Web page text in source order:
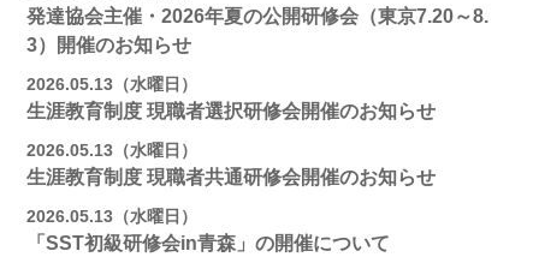
発達協会主催・2026年夏の公開研修会（東京7.20～8.
3）開催のお知らせ
2026.05.13（水曜日）
生涯教育制度 現職者選択研修会開催のお知らせ
2026.05.13（水曜日）
生涯教育制度 現職者共通研修会開催のお知らせ
2026.05.13（水曜日）
「SST初級研修会in青森」の開催について